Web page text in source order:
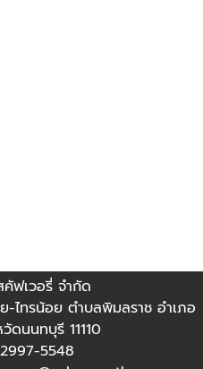
ฟเวอรี่ จำกัด
ทรน้อย ตำบลพิมลราช อำเภอ
ดนนทบุรี 11110
5548